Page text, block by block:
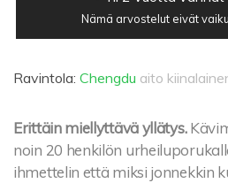
Nämä arvostelut eivät
Ravintola: Chengdu aito
Erittäin miellyttävä yllätys.
noin 20 henkilön
ihmettelin että miksi jonnekkin